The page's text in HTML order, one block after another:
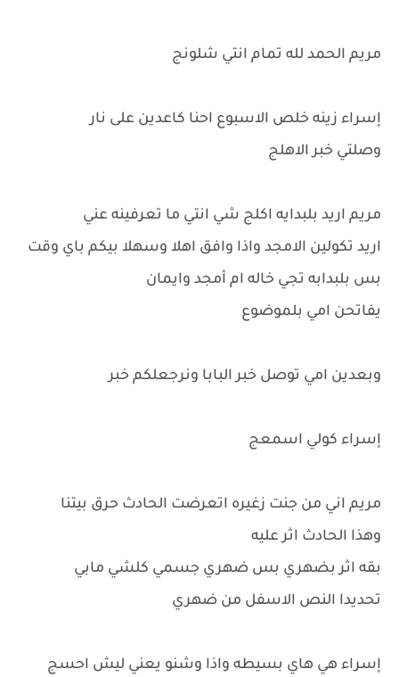
مريم الحمد لله تمام انتي شلونج
إسراء زينه خلص الاسبوع احنا كاعدين على نار
وصلتي خبر الاهلج
مريم اريد بلبدايه اكلج شي انتي ما تعرفينه عني
اريد تكولين الامجد واذا وافق اهلا وسهلا بيكم باي وقت
بس بلبدابه تجي خاله ام أمجد وايمان
يفاتحن امي بلموضوع
وبعدين امي توصل خبر البابا ونرجعلكم خبر
إسراء كولي اسمعج
مريم اني من جنت زغيره اتعرضت الحادث حرق بيتنا
وهذا الحادث اثر عليه
بقه اثر بضهري بس ضهري جسمي كلشي مابي
تحديدا النص الاسفل من ضهري
إسراء هي هاي بسيطه واذا وشنو يعني ليش احسج